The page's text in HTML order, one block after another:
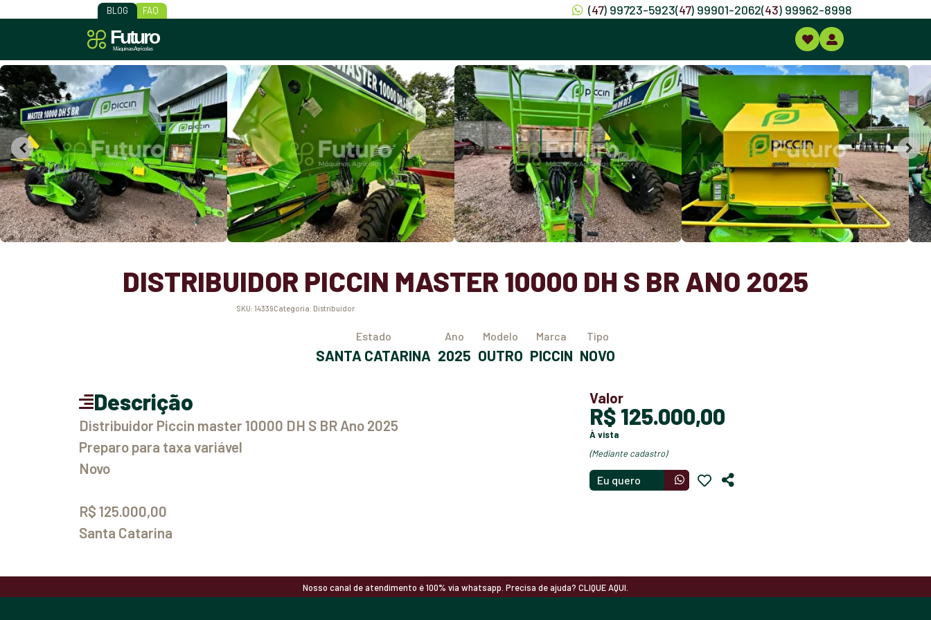
BLOG FAQ (47) 99723-5923(47) 99901-2062(43) 99962-8998
DISTRIBUIDOR PICCIN MASTER 10000 DH S BR ANO 2025
SKU: 14339 Categoria: Distribuidor
Estado
SANTA CATARINA
Ano
2025
Modelo
OUTRO
Marca
PICCIN
Tipo
NOVO
Descrição
Distribuidor Piccin master 10000 DH S BR Ano 2025
Preparo para taxa variável
Novo
R$ 125.000,00
Santa Catarina
Valor
R$ 125.000,00
à vista
(mediante cadastro)
Eu quero
Nosso canal de atendimento é 100% via whatsapp. Precisa de ajuda? CLIQUE AQUI.